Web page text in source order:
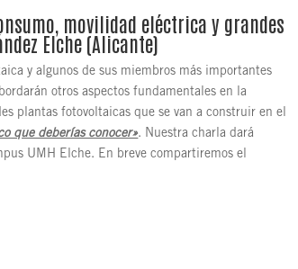
movilidad eléctrica y grandes
Elche (Alicante)
y algunos de sus miembros más importantes
otros aspectos fundamentales en la
plantas fotovoltaicas que se van a construir en el
que deberías conocer». Nuestra charla dará
UMH Elche. En breve compartiremos el